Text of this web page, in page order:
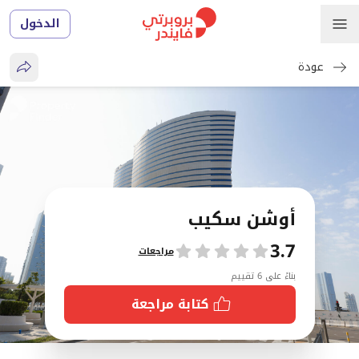
الدخول
عودة
أوشن سكيب
3.7تقييمات
مراجعات
بناءً على 6 تقييم
كتابة مراجعة